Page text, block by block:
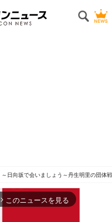
～日向坂で会いましょう～丹生明里の団体
arrow_forward_ios このニュースを見る